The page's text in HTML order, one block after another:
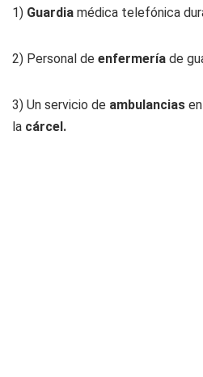
1) Guardia médica telefónica
2) Personal de enfermería de
3) Un servicio de ambulancias
la cárcel.